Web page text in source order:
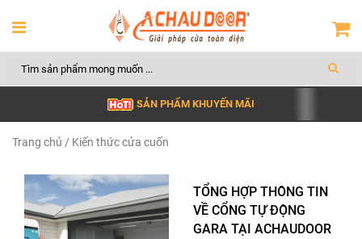
SẢN PHẨM KHUYẾN MÃI
Trang chủ / Kiến thức cửa cuốn
TỔNG HỢP THÔNG TIN
VỀ CỔNG TỰ ĐỘNG
GARA TẠI ACHAUDOOR